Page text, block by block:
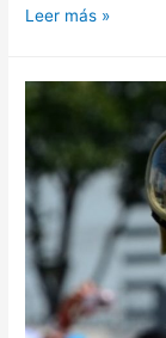
Leer más »